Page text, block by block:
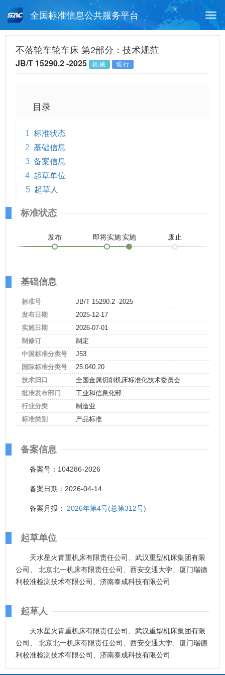
全国标准信息公共服务平台
月报查询 标准公告查询
不落轮车轮车床 第2部分：技术规范
JB/T 15290.2 -2025 机械 现行
目录
1 标准状态
2 基础信息
3 备案信息
4 起草单位
5 起草人
标准状态
发布 即将实施实施 废止
基础信息
标准号
JB/T 15290.2 -2025
发布日期
2025-12-17
实施日期
2026-07-01
制修订
制定
中国标准分类号
J53
国际标准分类号
25.040.20
技术归口
全国金属切削机床标准化技术委员会
批准发布部门
工业和信息化部
行业分类
制造业
标准类别
产品标准
备案信息
备案号：104286-2026
备案日期：2026-04-14
备案月报： 2026年第4号(总第312号)
起草单位
天水星火青重机床有限责任公司、武汉重型机床集团有限
公司、 北京北一机床有限责任公司、西安交通大学、厦门瑞德
利校准检测技术有限公司、济南泰成科技有限公司
起草人
天水星火青重机床有限责任公司、武汉重型机床集团有限
公司、 北京北一机床有限责任公司、西安交通大学、厦门瑞德
利校准检测技术有限公司、济南泰成科技有限公司